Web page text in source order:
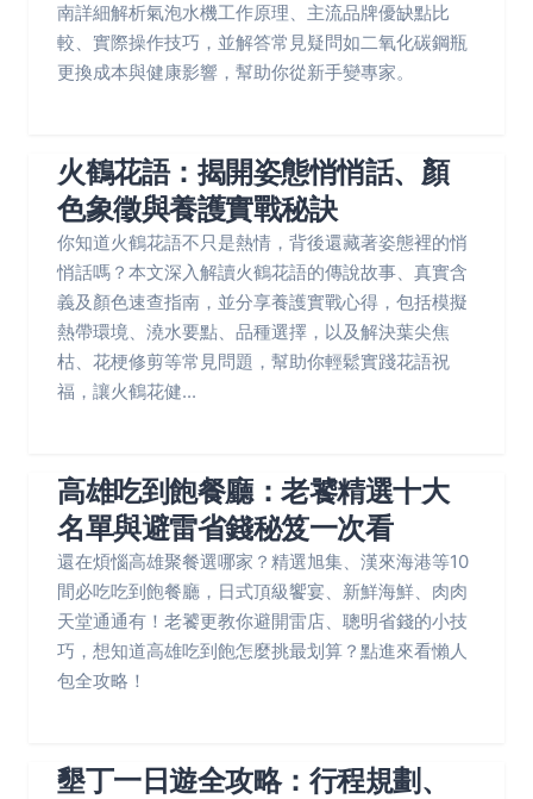
南詳細解析氣泡水機工作原理、主流品牌優缺點比
較、實際操作技巧，並解答常見疑問如二氧化碳鋼瓶
更換成本與健康影響，幫助你從新手變專家。
火鶴花語：揭開姿態悄悄話、顏
色象徵與養護實戰秘訣
你知道火鶴花語不只是熱情，背後還藏著姿態裡的悄
悄話嗎？本文深入解讀火鶴花語的傳說故事、真實含
義及顏色速查指南，並分享養護實戰心得，包括模擬
熱帶環境、澆水要點、品種選擇，以及解決葉尖焦
枯、花梗修剪等常見問題，幫助你輕鬆實踐花語祝
福，讓火鶴花健...
高雄吃到飽餐廳：老饕精選十大
名單與避雷省錢秘笈一次看
還在煩惱高雄聚餐選哪家？精選旭集、漢來海港等10
間必吃吃到飽餐廳，日式頂級饗宴、新鮮海鮮、肉肉
天堂通通有！老饕更教你避開雷店、聰明省錢的小技
巧，想知道高雄吃到飽怎麼挑最划算？點進來看懶人
包全攻略！
墾丁一日遊全攻略：行程規劃、